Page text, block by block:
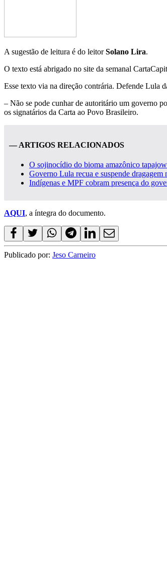
A sugestão de leitura é do leitorSolano Lira.
O texto está abrigado no site da semanal
Esse texto via na direção contrária. Defende Lula
– Não se pode cunhar de autoritário um governo
os signatários da Carta ao Povo Brasileiro.
— ARTIGOS RELACIONADOS
O sojinocídio do bioma amazônico
Governo Lula recua e suspende dragagem
Indígenas e MPF cobram presença do
AQUI, a íntegra do documento.
Publicado por: Jeso Carneiro